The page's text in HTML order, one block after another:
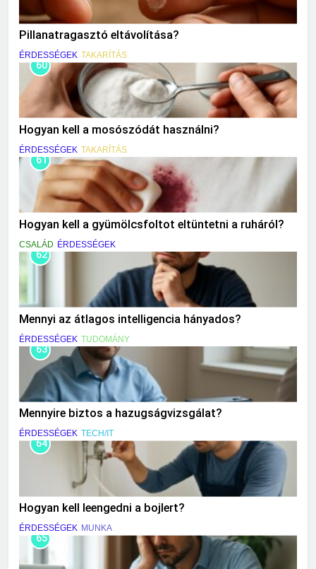
Pillanatragasztó eltávolítása?
ÉRDESSÉGEK TAKARÍTÁS
60
Hogyan kell a mosószódát használni?
ÉRDESSÉGEK TAKARÍTÁS
61
Hogyan kell a gyümölcsfoltot eltüntetni a ruháról?
CSALÁD ÉRDESSÉGEK
62
Mennyi az átlagos intelligencia hányados?
ÉRDESSÉGEK TUDOMÁNY
63
Mennyire biztos a hazugságvizsgálat?
ÉRDESSÉGEK TECH/IT
64
Hogyan kell leengedni a bojlert?
ÉRDESSÉGEK MUNKA
65